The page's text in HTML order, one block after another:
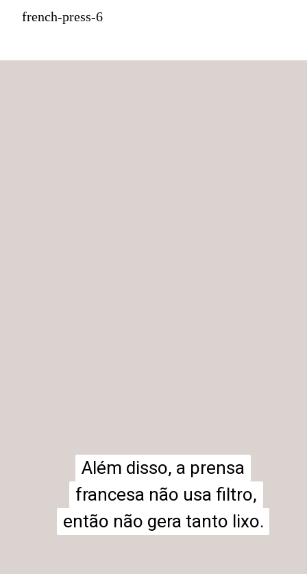
french-press-6
Além disso, a prensa
francesa não usa filtro,
então não gera tanto lixo.
Além disso, a prensa
francesa não usa filtro,
então não gera tanto lixo.